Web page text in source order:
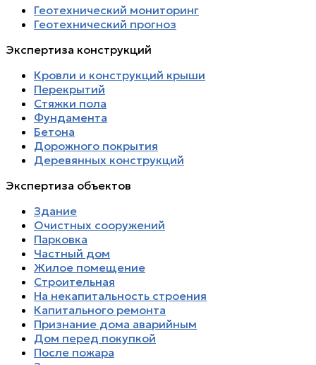
Геотехнический мониторинг
Геотехнический прогноз
Экспертиза конструкций
Кровли и конструкций крыши
Перекрытий
Стяжки пола
Фундамента
Бетона
Дорожного покрытия
Деревянных конструкций
Экспертиза объектов
Здание
Очистных сооружений
Парковка
Частный дом
Жилое помещение
Строительная
На некапитальность строения
Капитального ремонта
Признание дома аварийным
Дом перед покупкой
После пожара